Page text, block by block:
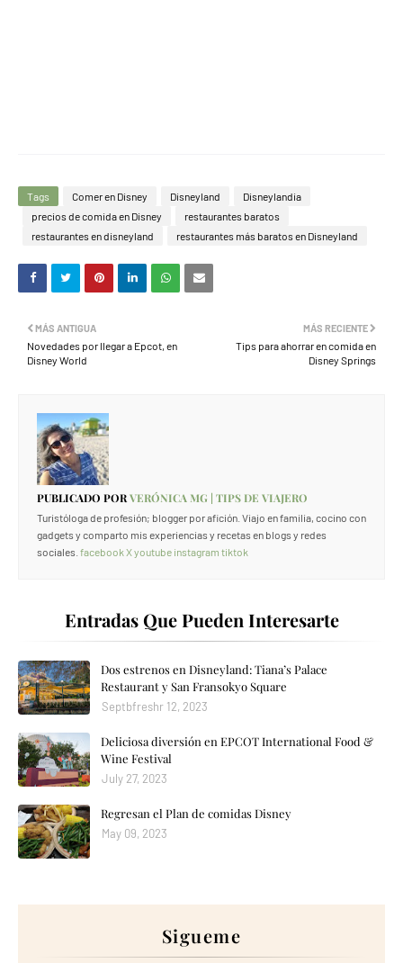
Tags Comer en Disney Disneyland
Disneylandia
precios de comida en Disney
restaurantes baratos
restaurantes en disneyland
restaurantes más baratos en Disneyland
MÁS RECIENTE
Tips para ahorrar en comida en
Disney Springs
MÁS ANTIGUA
Novedades por llegar a Epcot, en
Disney World
PUBLICADO PORVERÓNICA MG | TIPS DE VIAJERO
Turistóloga de profesión; blogger por afición. Viajo en familia, cocino con
gadgets y comparto mis experiencias y recetas en blogs y redes
sociales. facebook Xyoutube instagram tiktok
Entradas Que Pueden Interesarte
Dos estrenos en Disneyland: Tiana’s Palace
Restaurant y San Fransokyo Square
Septbfreshr 12, 2023
Deliciosa diversión en EPCOT International Food &
Wine Festival
July 27, 2023
Regresan el Plan de comidas Disney
May 09, 2023
Sigueme